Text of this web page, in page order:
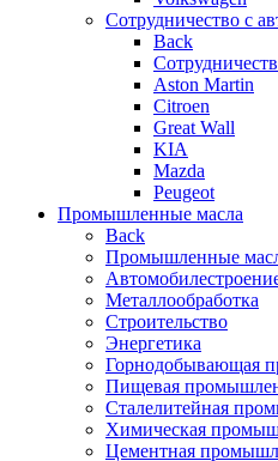
Сотрудничество с
Back
Aston Martin
Citroen
Great Wall
KIA
Mazda
Peugeot
Промышленные масла
Back
Промышленные
Металлообработка
Строительство
Энергетика
Горнодобывающая
Пищевая
Сталелитейная
Химическая
Цементная